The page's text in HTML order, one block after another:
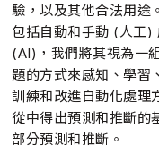
驗，以及其他合法用途
包括自動和手動 (人工)
(AI)，我們將其視為一
題的方式來感知、學習
訓練和改進自動化處理
從中得出預測和推斷的
部分預測和推斷。